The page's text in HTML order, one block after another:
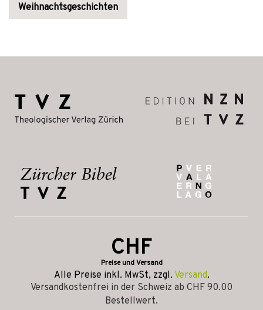
Weihnachtsgeschichten
CHF
Preise und Versand
Alle Preise inkl. MwSt, zzgl. Versand.
Versandkostenfrei in der Schweiz ab CHF 90.00
Bestellwert.